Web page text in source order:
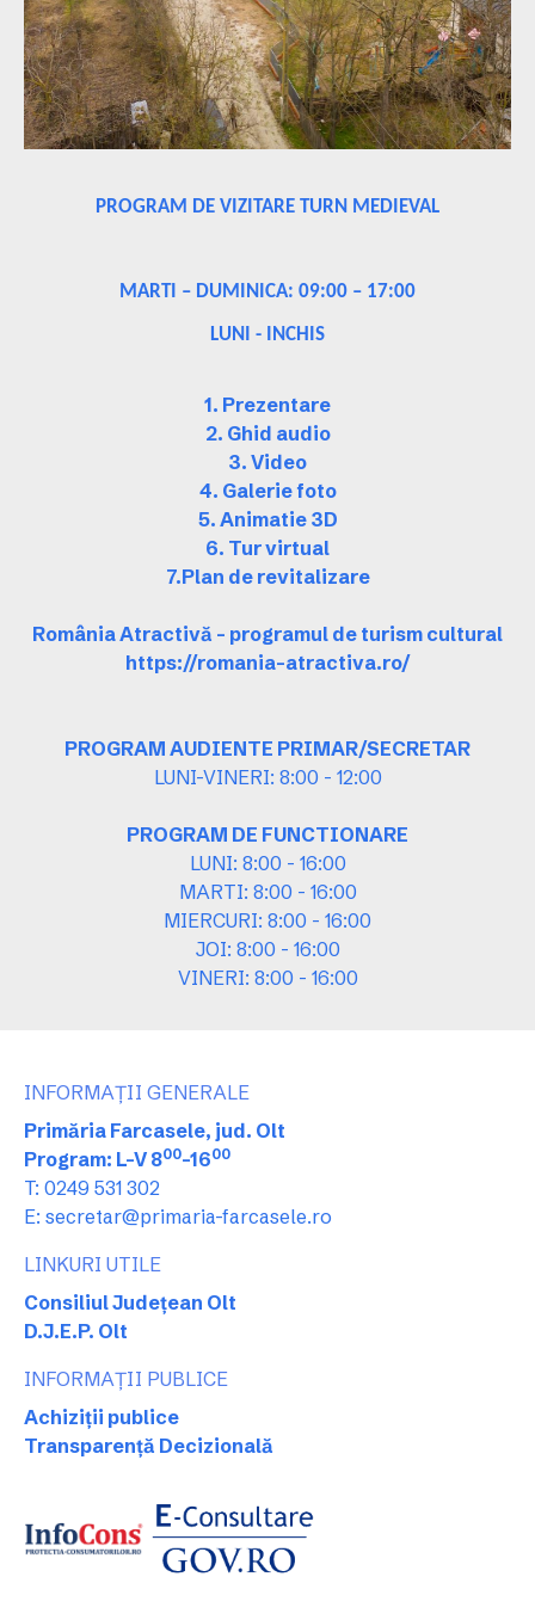
PROGRAM DE VIZITARE TURN MEDIEVAL
MARTI – DUMINICA: 09:00 – 17:00
LUNI - INCHIS
1. Prezentare
2. Ghid audio
3. Video
4. Galerie foto
5. Animatie 3D
6. Tur virtual
7.Plan de revitalizare
România Atractivă – programul de turism cultural
https://romania-atractiva.ro/
PROGRAM AUDIENTE PRIMAR/SECRETAR
LUNI-VINERI: 8:00 - 12:00
PROGRAM DE FUNCTIONARE
LUNI: 8:00 - 16:00
MARTI: 8:00 - 16:00
MIERCURI: 8:00 - 16:00
JOI: 8:00 - 16:00
VINERI: 8:00 - 16:00
INFORMAȚII GENERALE
Primăria Farcasele, jud. Olt
Program: L-V 800-1600
T: 0249 531 302
E: secretar@primaria-farcasele.ro
LINKURI UTILE
Consiliul Județean Olt
D.J.E.P. Olt
INFORMAȚII PUBLICE
Achiziții publice
Transparență Decizională